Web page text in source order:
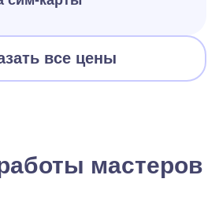
все цены
мастеров